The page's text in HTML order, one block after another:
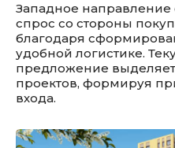
Западное направление
спрос со стороны
благодаря
удобной логистике.
предложение
проектов, формируя
входа.